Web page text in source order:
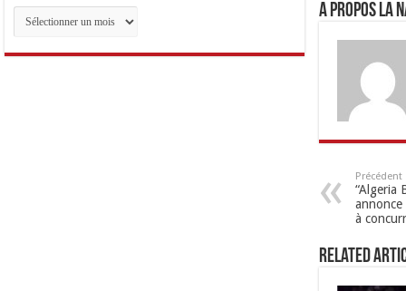
A propos LA
Précédent
“Algeria
annonce
à
Related
Archives